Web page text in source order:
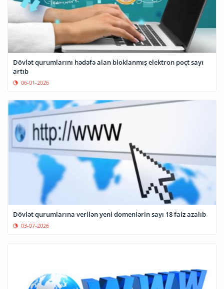
Dövlət qurumlarını hədəfə alan bloklanmış elektron poçt sayı
artıb
06-01-2026
Dövlət qurumlarına verilən yeni domenlərin sayı 18 faiz azalıb
03-07-2026